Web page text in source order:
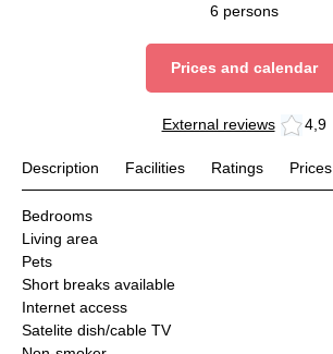
6 persons
Prices and calendar
External reviews 4,9
Description Facilities Ratings Prices
Bedrooms
Living area
Pets
Short breaks available
Internet access
Satelite dish/cable TV